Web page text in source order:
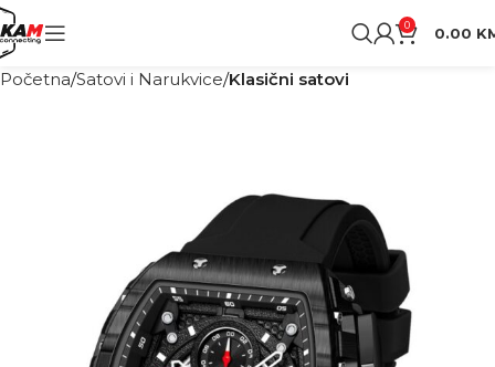
0 0.00
Početna Satovi i Narukvice Klasični satovi